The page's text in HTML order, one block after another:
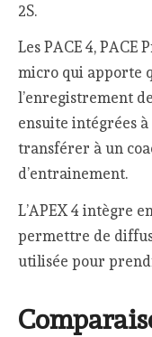
2S.
Les PACE 4, PACE
micro qui apporte
l’enregistrement
ensuite intégrées
transférer à un
d’entrainement.
L’APEX 4 intègre
permettre de
utilisée pour